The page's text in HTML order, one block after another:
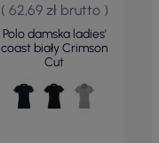
( 62,69 zł brutto )
Polo damska ladies'
coast biały Crimson
Cut